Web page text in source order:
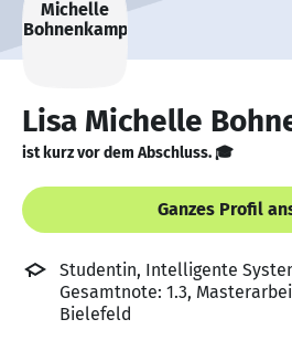
Lisa Michelle
ist kurz vor dem Abschluss. 🎓
Ganzes Profil
Studentin, Intelligente
Gesamtnote: 1.3,
Bielefeld